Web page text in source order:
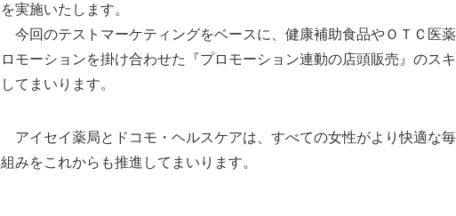
を実施いたします。
今回のテストマーケティングをベースに、健康補助食品やＯＴＣ医
ロモーションを掛け合わせた『プロモーション連動の店頭販売』のス
してまいります。
アイセイ薬局とドコモ・ヘルスケアは、すべての女性がより快適な
組みをこれからも推進してまいります。